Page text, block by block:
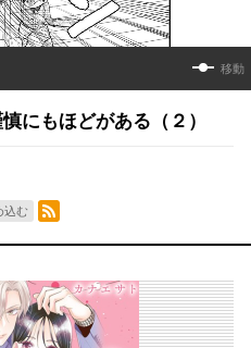
移動
にもほどがある（２）
込む
RSSフィード